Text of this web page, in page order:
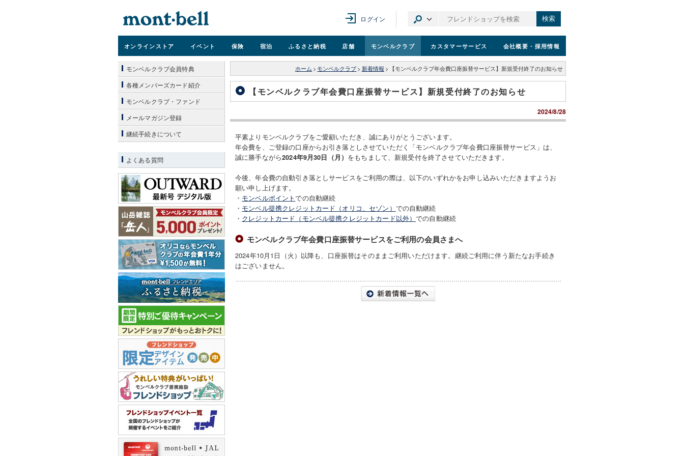
ログイン 検索
オンラインストア イベント 保険 宿泊 ふるさと納税 店舗 モンベルクラブ カスタマーサービス 会社概要 ・採用情報
ホーム > モンベルクラブ > 新着情報 > 【モンベルクラブ年会費口座振替サービス】新規受付終了のお知らせ
【モンベルクラブ年会費口座振替サービス】新規受付終了のお知らせ
2024/8/28
平素よりモンベルクラブをご愛顧いただき、誠にありがとうございます。
年会費を、ご登録の口座からお引き落としさせていただく「モンベルクラブ年会費口座振替サービス」は、
誠に勝手ながら2024年9月30日（月） をもちまして、新規受付を終了させていただきます。
今後、年会費の自動引き落としサービスをご利用の際は、以下のいずれかをお申し込みいただきますようお
願い申し上げます。
・ モンベルポイントでの自動継続
・ モンベル提携クレジットカード（オリコ、セゾン） での自動継続
・ クレジットカード（モンベル提携クレジットカード以外）での自動継続
モンベルクラブ年会費口座振替サービスをご利用の会員さまへ
2024年10月1日（火）以降も、口座振替はそのままご利用いただけます。継続ご利用に伴う新たなお手続き
はございません。
モンベルクラブ会員特典
各種メンバーズカード紹介
モンベルクラブ・ファンド
メールマガジン登録
継続手続きについて
よくある質問